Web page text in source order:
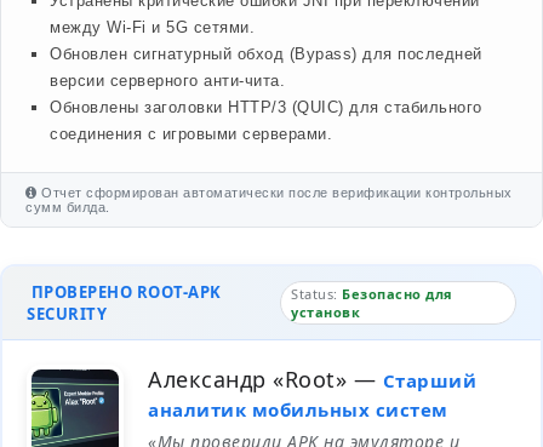
между Wi-Fi и 5G сетями.
Обновлен сигнатурный обход (Bypass) для последней
версии серверного анти-чита.
Обновлены заголовки HTTP/3 (QUIC) для стабильного
соединения с игровыми серверами.
Отчет сформирован автоматически после верификации контрольных
сумм билда.
ПРОВЕРЕНО ROOT-APK
SECURITY
Status: Безопасно для
установк
Александр «Root» — Старший
аналитик мобильных систем
«Мы проверили APK на эмуляторе и